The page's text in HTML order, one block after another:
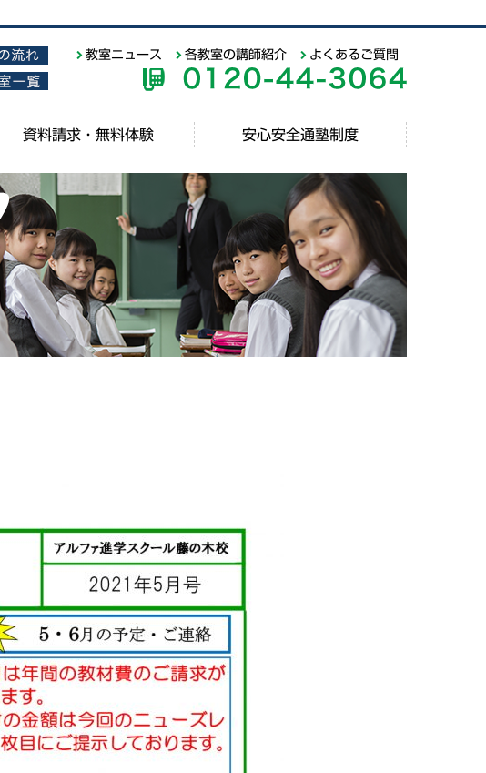
教室ニュース 各教室の講師紹介 よくあるご質問
資料請求・無料体験 安心安全通塾制度